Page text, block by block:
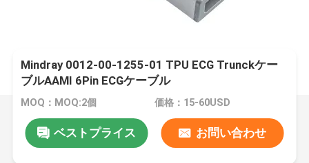
Mindray 0012-00-1255-01 TPU ECG Trunckケー
ブルAAMI 6Pin ECGケーブル
MOQ：MOQ:2個 価格：15-60USD
ベストプライス お問い合わせ